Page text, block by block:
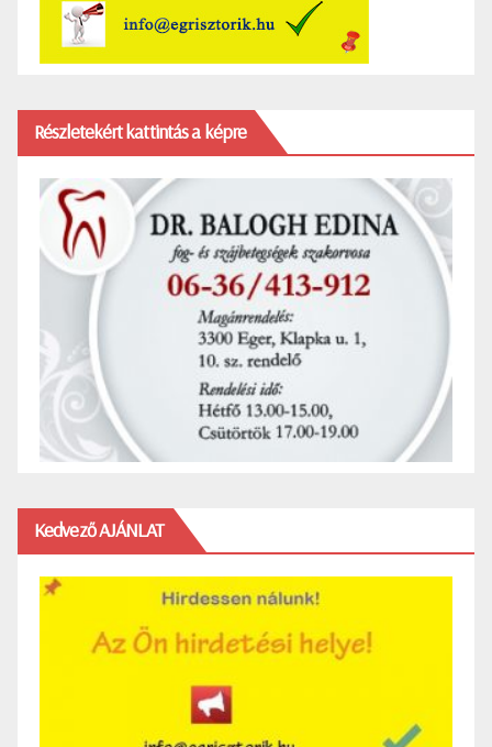
Részletekért kattintás a képre
Kedvező AJÁNLAT